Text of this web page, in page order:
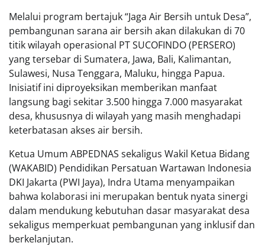
Melalui program bertajuk “Jaga Air Bersih untuk Desa”,
pembangunan sarana air bersih akan dilakukan di 70
titik wilayah operasional PT SUCOFINDO (PERSERO)
yang tersebar di Sumatera, Jawa, Bali, Kalimantan,
Sulawesi, Nusa Tenggara, Maluku, hingga Papua.
Inisiatif ini diproyeksikan memberikan manfaat
langsung bagi sekitar 3.500 hingga 7.000 masyarakat
desa, khususnya di wilayah yang masih menghadapi
keterbatasan akses air bersih.
Ketua Umum ABPEDNAS sekaligus Wakil Ketua Bidang
(WAKABID) Pendidikan Persatuan Wartawan Indonesia
DKI Jakarta (PWI Jaya), Indra Utama menyampaikan
bahwa kolaborasi ini merupakan bentuk nyata sinergi
dalam mendukung kebutuhan dasar masyarakat desa
sekaligus memperkuat pembangunan yang inklusif dan
berkelanjutan.